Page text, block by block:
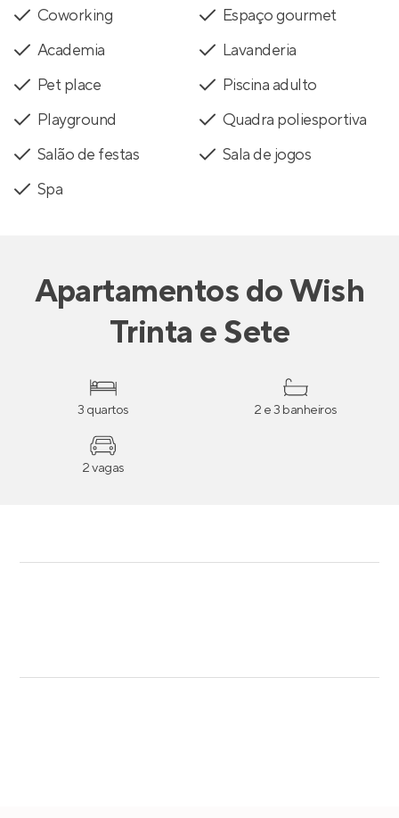
Coworking
Espaço gourmet
Academia
Lavanderia
Pet place
Piscina adulto
Playground
Quadra poliesportiva
Salão de festas
Sala de jogos
Spa
ApartamentosdoWish
Trinta e Sete
3 quartos 2 e 3 banheiros
2 vagas